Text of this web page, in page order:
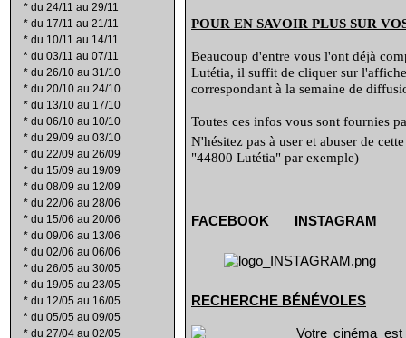
* du 24/11 au 29/11
* du 17/11 au 21/11
* du 10/11 au 14/11
* du 03/11 au 07/11
* du 26/10 au 31/10
* du 20/10 au 24/10
* du 13/10 au 17/10
* du 06/10 au 10/10
* du 29/09 au 03/10
* du 22/09 au 26/09
* du 15/09 au 19/09
* du 08/09 au 12/09
* du 22/06 au 28/06
* du 15/06 au 20/06
* du 09/06 au 13/06
* du 02/06 au 06/06
* du 26/05 au 30/05
* du 19/05 au 23/05
* du 12/05 au 16/05
* du 05/05 au 09/05
* du 27/04 au 02/05
POUR EN SAVOIR PLUS SUR
Beaucoup d'entre vous l'ont déjà
Lutétia, il suffit de cliquer sur l'affiche
correspondant à la semaine de
Toutes ces infos vous sont fournies
N'hésitez pas à user et abuser de
"44800 Lutétia" par exemple)
FACEBOOK INSTAGRAM
RECHERCHE BÉNÉVOLES
Votre cinéma